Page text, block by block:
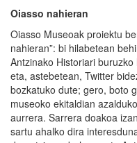
Oiasso nahieran
Oiasso Museoak proiektu
nahieran”: bi hilabetean
Antzinako Historiari
eta, astebetean, Twitter
bozkatuko dute; gero, boto
museoko ekitaldian
aurrera. Sarrera doakoa
sartu ahalko dira